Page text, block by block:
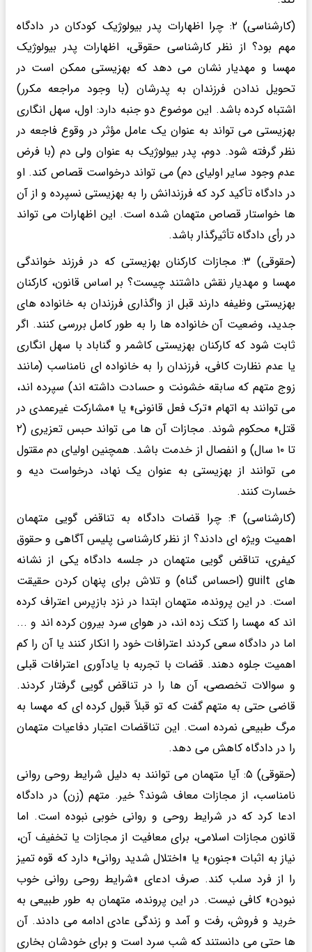
(کارشناسی) ۲: چرا اظهارات پدر بیولوژیک کودکان در دادگاه
مهم بود؟ از نظر کارشناسی حقوقی، اظهارات پدر بیولوژیک
مهسا و مهدیار نشان می دهد که بهزیستی ممکن است در
تحویل ندادن فرزندان به پدرشان (با وجود مراجعه مکرر)
اشتباه کرده باشد. این موضوع دو جنبه دارد: اول، سهل انگاری
بهزیستی می تواند به عنوان یک عامل مؤثر در وقوع فاجعه در
نظر گرفته شود. دوم، پدر بیولوژیک به عنوان ولی دم (با فرض
عدم وجود سایر اولیای دم) می تواند درخواست قصاص کند. او
در دادگاه تأکید کرد که فرزندانش را به بهزیستی نسپرده و از آن
ها خواستار قصاص متهمان شده است. این اظهارات می تواند
در رأی دادگاه تأثیرگذار باشد.
(حقوقی) ۳: مجازات کارکنان بهزیستی که در فرزند خواندگی
مهسا و مهدیار نقش داشتند چیست؟ بر اساس قانون، کارکنان
بهزیستی وظیفه دارند قبل از واگذاری فرزندان به خانواده های
جدید، وضعیت آن خانواده ها را به طور کامل بررسی کنند. اگر
ثابت شود که کارکنان بهزیستی کاشمر و گناباد با سهل انگاری
یا عدم نظارت کافی، فرزندان را به خانواده ای نامناسب (مانند
زوج متهم که سابقه خشونت و حسادت داشته اند) سپرده اند،
می توانند به اتهام «ترک فعل قانونی» یا «مشارکت غیرعمدی در
قتل» محکوم شوند. مجازات آن ها می تواند حبس تعزیری (۲
تا ۱۰ سال) و انفصال از خدمت باشد. همچنین اولیای دم مقتول
می توانند از بهزیستی به عنوان یک نهاد، درخواست دیه و
خسارت کنند.
(کارشناسی) ۴: چرا قضات دادگاه به تناقض گویی متهمان
اهمیت ویژه ای دادند؟ از نظر کارشناسی پلیس آگاهی و حقوق
کیفری، تناقض گویی متهمان در جلسه دادگاه یکی از نشانه
های guilt (احساس گناه) و تلاش برای پنهان کردن حقیقت
است. در این پرونده، متهمان ابتدا در نزد بازپرس اعتراف کرده
اند که مهسا را کتک زده اند، در هوای سرد بیرون کرده اند و ...
اما در دادگاه سعی کردند اعترافات خود را انکار کنند یا آن را کم
اهمیت جلوه دهند. قضات با تجربه با یادآوری اعترافات قبلی
و سوالات تخصصی، آن ها را در تناقض گویی گرفتار کردند.
قاضی حتی به متهم گفت که تو قبلاً قبول کرده ای که مهسا به
مرگ طبیعی نمرده است. این تناقضات اعتبار دفاعیات متهمان
را در دادگاه کاهش می دهد.
(حقوقی) ۵: آیا متهمان می توانند به دلیل شرایط روحی روانی
نامناسب، از مجازات معاف شوند؟ خیر. متهم (زن) در دادگاه
ادعا کرد که در شرایط روحی و روانی خوبی نبوده است. اما
قانون مجازات اسلامی، برای معافیت از مجازات یا تخفیف آن،
نیاز به اثبات «جنون» یا «اختلال شدید روانی» دارد که قوه تمیز
را از فرد سلب کند. صرف ادعای «شرایط روحی روانی خوب
نبودن» کافی نیست. در این پرونده، متهمان به طور طبیعی به
خرید و فروش، رفت و آمد و زندگی عادی ادامه می دادند. آن
ها حتی می دانستند که شب سرد است و برای خودشان بخاری